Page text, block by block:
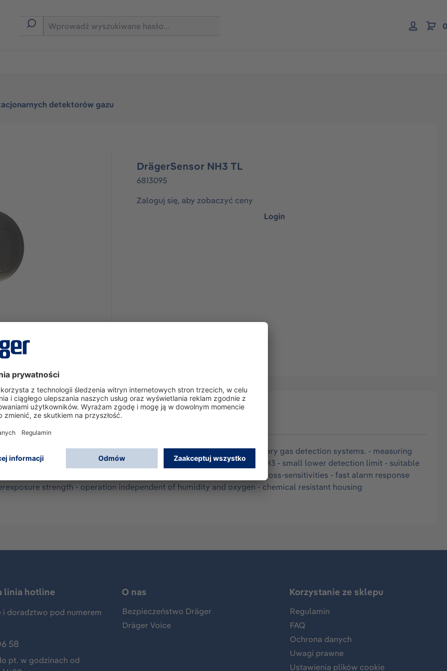
detektorów gazu
DrägerSensor NH3 TL
6813095
Zaloguj się, aby zobaczyć ceny
Login
for measuring ammonia and selected amines in ambient air in stationary gas detection systems. - measuring
- Plug & Play because of internal memory chip - pre-calibrated on NH3 - small lower detection limit - suitable
caused by step-changes of temperature and humidity - little cross-sensitivities - fast alarm response
strength - operation independent of humidity and oxygen - chemical resistant housing
linia hotline
i doradztwo pod numerem
58
pt. w godzinach od
O nas
Bezpieczeństwo Dräger
Dräger Voice
Korzystanie ze sklepu
Regulamin
FAQ
Ochrona danych
Uwagi prawne
Ustawienia plików cookie